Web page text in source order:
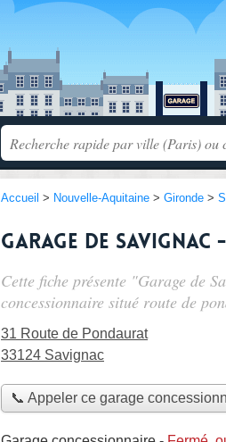
Accueil > Nouvelle-Aquitaine > Gironde >
Garage de
Cette fiche présente "Garage de
concessionnaire situé route de
31 Route de Pondaurat
33124 Savignac
📞 Appeler ce garage